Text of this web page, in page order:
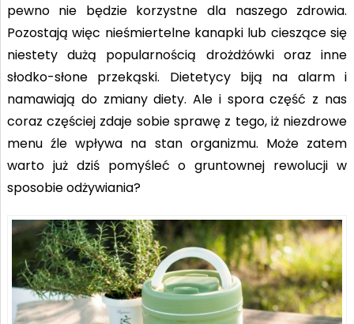
pewno nie będzie korzystne dla naszego zdrowia.
Pozostają więc nieśmiertelne kanapki lub cieszące się
niestety dużą popularnością drożdżówki oraz inne
słodko-słone przekąski. Dietetycy biją na alarm i
namawiają do zmiany diety. Ale i spora część z nas
coraz częściej zdaje sobie sprawę z tego, iż niezdrowe
menu źle wpływa na stan organizmu. Może zatem
warto już dziś pomyśleć o gruntownej rewolucji w
sposobie odżywiania?